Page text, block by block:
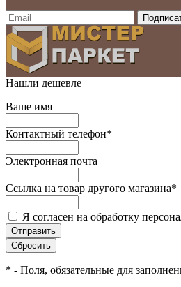
Нашли дешевле
Ваше имя
Контактный телефон*
Электронная почта
Ссылка на товар другого магазина*
Я согласен на обработку
* - Поля, обязательные для